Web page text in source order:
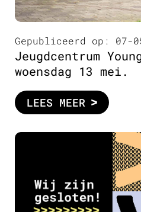
Gepubliceerd op: 07-
Jeugdcentrum
woensdag 13 mei.
LEES MEER